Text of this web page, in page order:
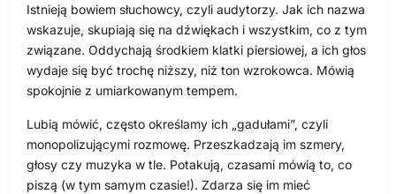
Istnieją bowiem słuchowcy, czyli audytorzy. Jak ich nazwa
wskazuje, skupiają się na dźwiękach i wszystkim, co z tym
związane. Oddychają środkiem klatki piersiowej, a ich głos
wydaje się być trochę niższy, niż ton wzrokowca. Mówią
spokojnie z umiarkowanym tempem.
Lubią mówić, często określamy ich „gadułami”, czyli
monopolizującymi rozmowę. Przeszkadzają im szmery,
głosy czy muzyka w tle. Potakują, czasami mówią to, co
piszą (w tym samym czasie!). Zdarza się im mieć